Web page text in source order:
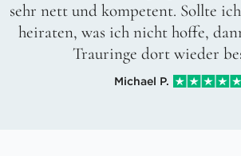
sehr nett und kompetent. Sollte
heiraten, was ich nicht hoffe,
Trauringe dort wieder
Michael P.